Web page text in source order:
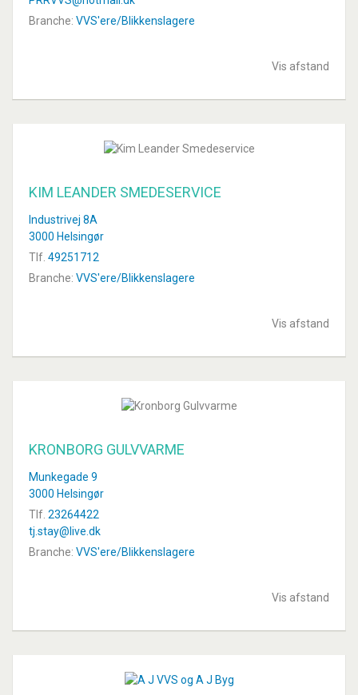
Branche: VVS'ere/Blikkenslagere
Vis afstand
KIM LEANDER SMEDESERVICE
Industrivej 8A
3000 Helsingør
Tlf. 49251712
Branche: VVS'ere/Blikkenslagere
Vis afstand
KRONBORG GULVVARME
Munkegade 9
3000 Helsingør
Tlf. 23264422
tj.stay@live.dk
Branche: VVS'ere/Blikkenslagere
Vis afstand